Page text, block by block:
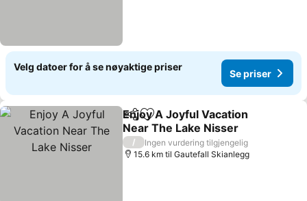
Velg datoer for å se nøyaktige priser
Se priser
Del Legg til i favoritter
Enjoy A Joyful Vacation
Near The Lake Nisser
Se priser
/
Ingen vurdering tilgjengelig
15.6 km til Gautefall Skianlegg